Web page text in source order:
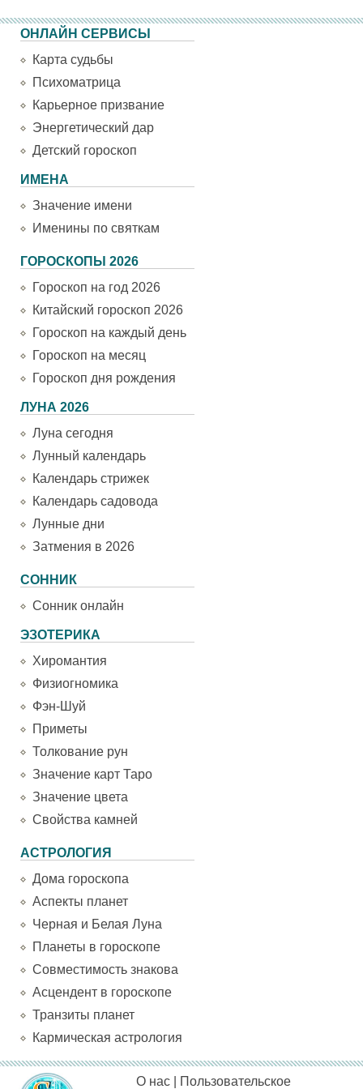
ОНЛАЙН СЕРВИСЫ
Карта судьбы
Психоматрица
Карьерное призвание
Энергетический дар
Детский гороскоп
ИМЕНА
Значение имени
Именины по святкам
ГОРОСКОПЫ 2026
Гороскоп на год 2026
Китайский гороскоп 2026
Гороскоп на каждый день
Гороскоп на месяц
Гороскоп дня рождения
ЛУНА 2026
Луна сегодня
Лунный календарь
Календарь стрижек
Календарь садовода
Лунные дни
Затмения в 2026
СОННИК
Сонник онлайн
ЭЗОТЕРИКА
Хиромантия
Физиогномика
Фэн-Шуй
Приметы
Толкование рун
Значение карт Таро
Значение цвета
Свойства камней
АСТРОЛОГИЯ
Дома гороскопа
Аспекты планет
Черная и Белая Луна
Планеты в гороскопе
Совместимость знакова
Асцендент в гороскопе
Транзиты планет
Кармическая астрология
О нас Пользовательское